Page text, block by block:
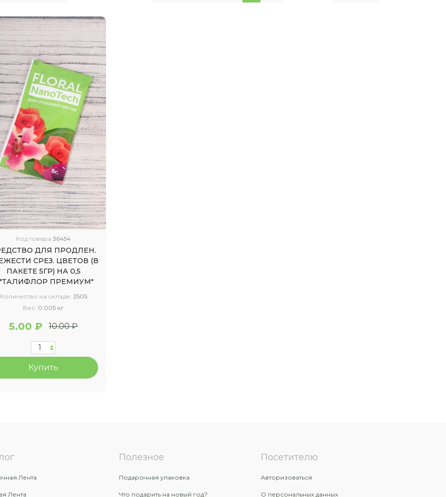
Код товара36454
ДЛЯ ПРОДЛЕН.
СРЕЗ. ЦВЕТОВ (В
ПАКЕТЕ 5ГР) НА 0,5
ПРЕМИУМ"
Количество на складе: 2505
Вес: 0.005 кг
5.00 ₽ 10.00 ₽
Купить
Лента
Лента
Полезное
Подарочная упаковка
Что подарить на новый год?
Посетителю
Авторизоваться
О персональных данных